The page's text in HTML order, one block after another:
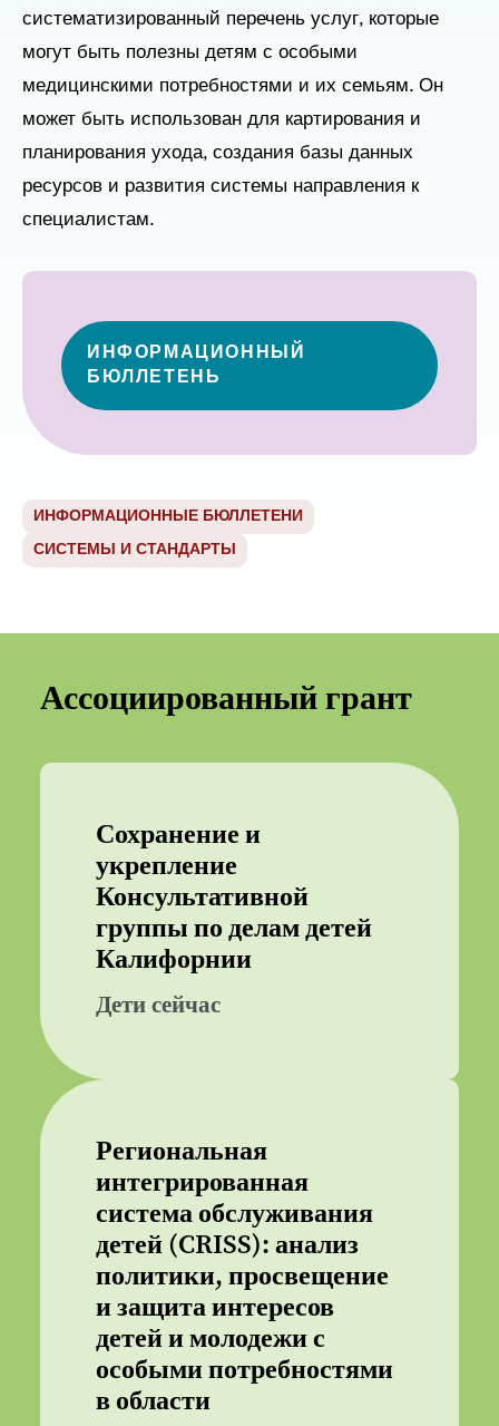
систематизированный перечень услуг, которые
могут быть полезны детям с особыми
медицинскими потребностями и их семьям. Он
может быть использован для картирования и
планирования ухода, создания базы данных
ресурсов и развития системы направления к
специалистам.
ИНФОРМАЦИОННЫЙ
БЮЛЛЕТЕНЬ
ИНФОРМАЦИОННЫЕ БЮЛЛЕТЕНИ
СИСТЕМЫ И СТАНДАРТЫ
Ассоциированный грант
Сохранение и
укрепление
Консультативной
группы по делам детей
Калифорнии
Дети сейчас
Региональная
интегрированная
система обслуживания
детей (CRISS): анализ
политики, просвещение
и защита интересов
детей и молодежи с
особыми потребностями
в области